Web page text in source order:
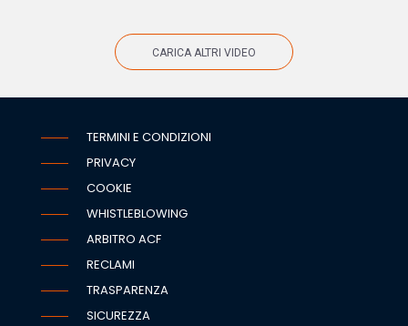
CARICA ALTRI VIDEO
TERMINI E CONDIZIONI
PRIVACY
COOKIE
WHISTLEBLOWING
ARBITRO ACF
RECLAMI
TRASPARENZA
SICUREZZA